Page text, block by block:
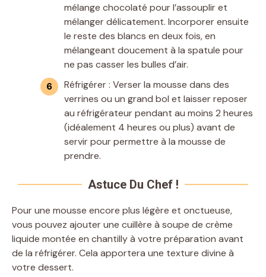
mélange chocolaté pour l’assouplir et
mélanger délicatement. Incorporer ensuite
le reste des blancs en deux fois, en
mélangeant doucement à la spatule pour
ne pas casser les bulles d’air.
Réfrigérer : Verser la mousse dans des
verrines ou un grand bol et laisser reposer
au réfrigérateur pendant au moins 2 heures
(idéalement 4 heures ou plus) avant de
servir pour permettre à la mousse de
prendre.
Astuce Du Chef !
Pour une mousse encore plus légère et onctueuse,
vous pouvez ajouter une cuillère à soupe de crème
liquide montée en chantilly à votre préparation avant
de la réfrigérer. Cela apportera une texture divine à
votre dessert.